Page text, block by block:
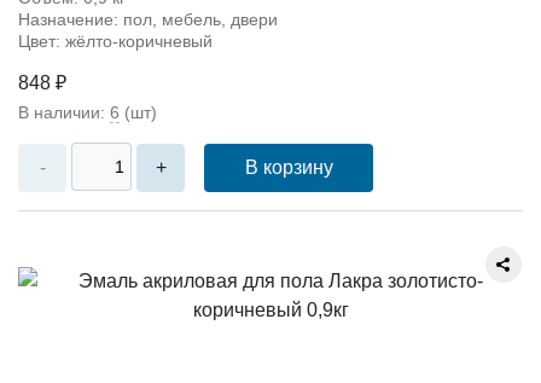
Назначение: пол, мебель, двери
Цвет: жёлто-коричневый
848 ₽
В наличии: 6 (шт)
- + В корзину